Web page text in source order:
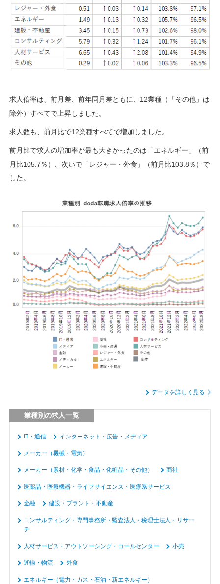
求人倍率は、前月差、前年同月差ともに、12業種（「その他」は
除外）すべてで上昇しました。
求人数も、前月比で12業種すべてで増加しました。
前月比で求人の増加率が最も大きかったのは「エネルギー」（前
月比105.7％）、次いで「レジャー・外食」（前月比103.8％）で
した。
データを詳しく見る
業種別の求人一覧
IT・通信 インターネット・広告・メディア
メーカー（機械・電気）
メーカー（素材・化学・食品・化粧品・その他） 商社
医薬品・医療機器・ライフサイエンス・医療系サービス
金融 建設・プラント・不動産
コンサルティング・専門事務所・監査法人・税理士法人・リサー
チ
人材サービス・アウトソーシング・コールセンター 小売
運輸・物流 外食
エネルギー（電力・ガス・石油・新エネルギー）